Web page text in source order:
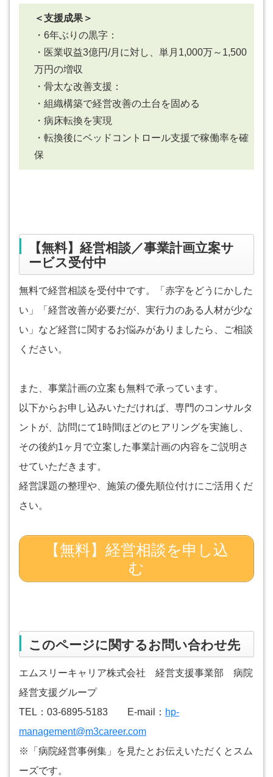
＜支援成果＞
・6年ぶりの黒字：
・医業収益3億円/月に対し、単月1,000万～1,500
万円の増収
・骨太な改善支援：
・組織構築で経営改善の土台を固める
・病床転換を実現
・転換後にベッドコントロール支援で稼働率を確
保
【無料】経営相談／事業計画立案サ
ービス受付中
無料で経営相談を受付中です。「赤字をどうにかした
い」「経営改善が必要だが、実行力のある人材が少な
い」など経営に関するお悩みがありましたら、ご相談
ください。
また、事業計画の立案も無料で承っています。
以下からお申し込みいただければ、専門のコンサルタ
ントが、訪問にて1時間ほどのヒアリングを実施し、
その後約1ヶ月で立案した事業計画の内容をご説明さ
せていただきます。
経営課題の整理や、施策の優先順位付けにご活用くだ
さい。
【無料】経営相談を申し込
む
このページに関するお問い合わせ先
エムスリーキャリア株式会社 経営支援事業部 病院
経営支援グループ
TEL：03-6895-5183 E-mail： hp-
management@m3career.com
※「病院経営事例集」を見たとお伝えいただくとスム
ーズです。